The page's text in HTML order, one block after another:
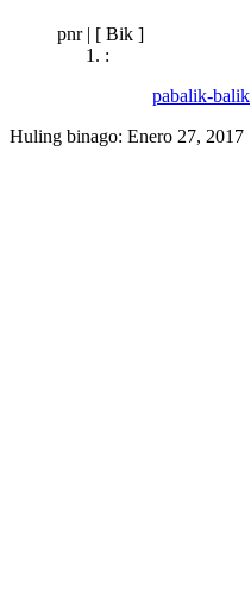
pnr | [ Bik ]
:
pabalik-balik
Huling binago: Enero 27, 2017